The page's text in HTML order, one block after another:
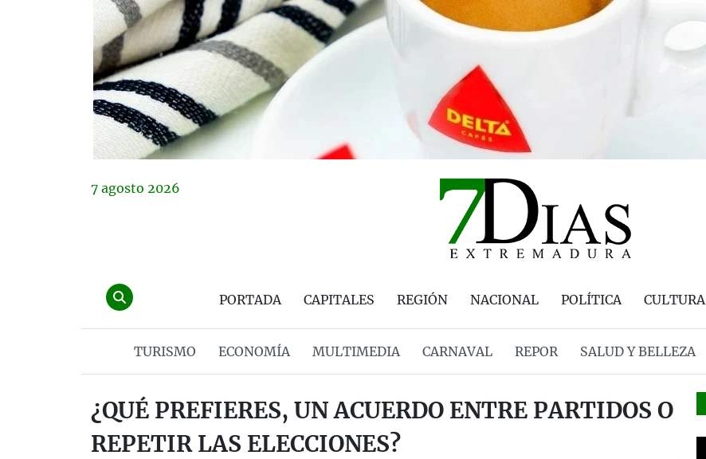
7 agosto 2026
PORTADA CAPITALES REGIÓN NACIONAL POLÍTICA CULTURA
TURISMO ECONOMÍA MULTIMEDIA CARNAVAL REPOR SALUD Y BELLEZA
¿QUÉ PREFIERES, UN ACUERDO ENTRE PARTIDOS O
REPETIR LAS ELECCIONES?